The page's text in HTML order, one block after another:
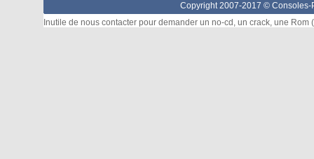
Copyright 2007-2017 © Consoles-
Inutile de nous contacter pour demander un no-cd, un crack, une